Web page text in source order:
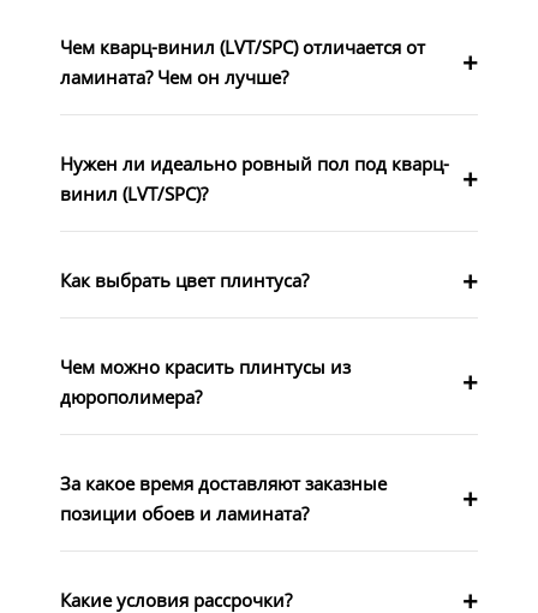
Чем кварц-винил (LVT/SPC) отличается от
ламината? Чем он лучше?
Нужен ли идеально ровный пол под кварц-
винил (LVT/SPC)?
Как выбрать цвет плинтуса?
Чем можно красить плинтусы из
дюрополимера?
За какое время доставляют заказные
позиции обоев и ламината?
Какие условия рассрочки?